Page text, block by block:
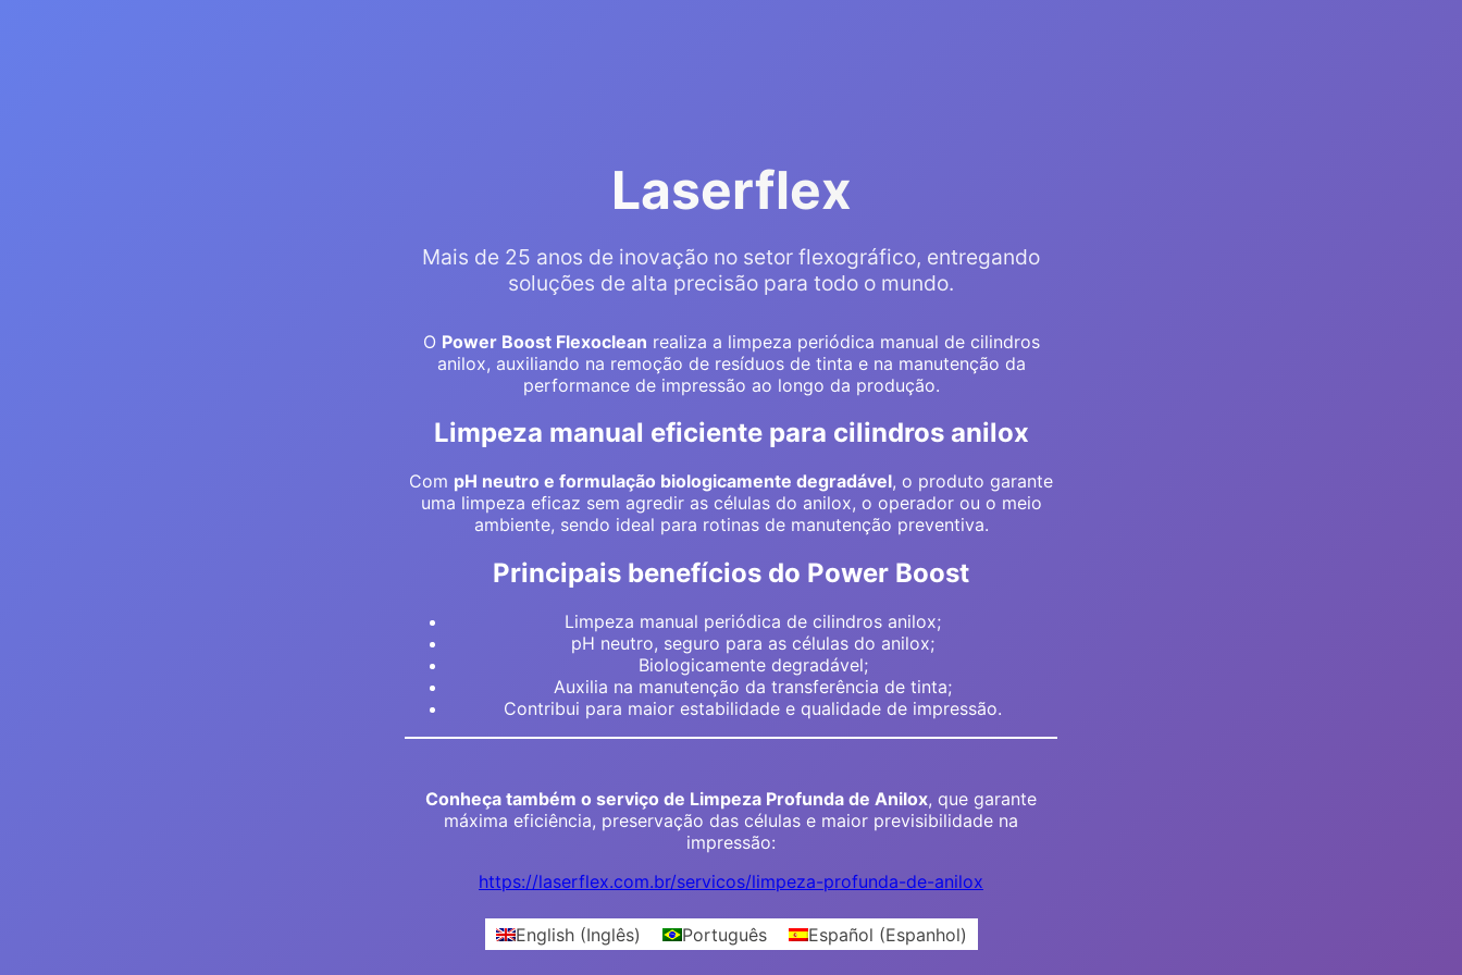
Laserflex
Mais de 25 anos de inovação no setor flexográfico, entregando
soluções de alta precisão para todo o mundo.
O Power Boost Flexoclean realiza a limpeza periódica manual de cilindros
anilox, auxiliando na remoção de resíduos de tinta e na manutenção da
performance de impressão ao longo da produção.
Limpeza manual eficiente para cilindros anilox
Com pH neutro e formulação biologicamente degradável, o produto garante
uma limpeza eficaz sem agredir as células do anilox, o operador ou o meio
ambiente, sendo ideal para rotinas de manutenção preventiva.
Principais benefícios do Power Boost
Limpeza manual periódica de cilindros anilox;
pH neutro, seguro para as células do anilox;
Biologicamente degradável;
Auxilia na manutenção da transferência de tinta;
Contribui para maior estabilidade e qualidade de impressão.
Conheça também o serviço de Limpeza Profunda de Anilox, que garante
máxima eficiência, preservação das células e maior previsibilidade na
impressão:
https://laserflex.com.br/servicos/limpeza-profunda-de-anilox
English(Inglês) Português Español (Espanhol)